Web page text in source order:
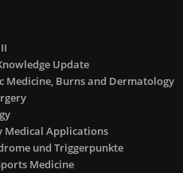
Update
Medicine, Burns and Dermatology
Applications
und Triggerpunkte
Medicine